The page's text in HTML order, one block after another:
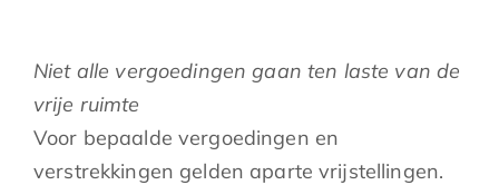
Niet alle vergoedingen gaan ten laste van de
vrije ruimte
Voor bepaalde vergoedingen en
verstrekkingen gelden aparte vrijstellingen.